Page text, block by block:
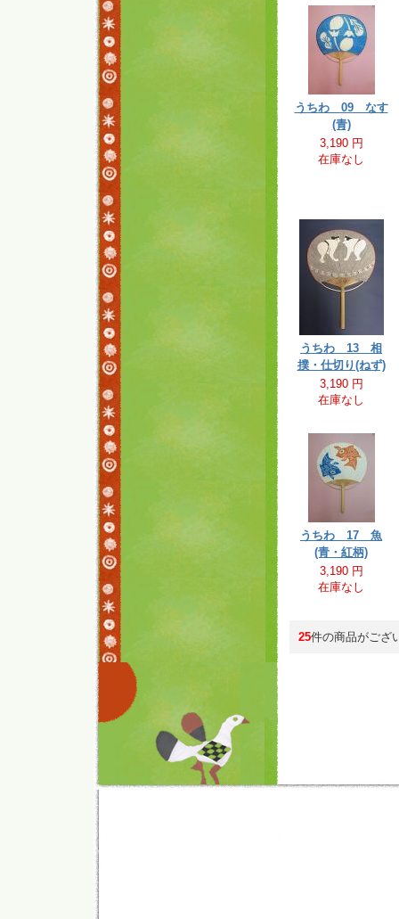
うちわ 09 なす
(青)
3,190 円
在庫なし
うちわ 13 相
撲・仕切り(ねず)
3,190 円
在庫なし
うちわ 17 魚
(青・紅柄)
3,190 円
在庫なし
25件の商品がござ